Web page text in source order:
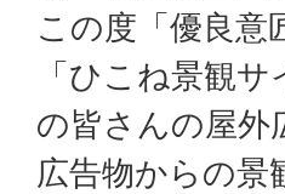
この度「優良意
「ひこね景観
の皆さんの屋外
広告物からの景